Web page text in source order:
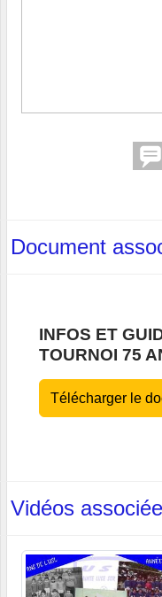
Document
INFOS ET
TOURNOI 75
Télécharger le
Vidéos